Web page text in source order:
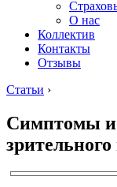
О нас
Коллектив
Контакты
Отзывы
Статьи ›
Симптомы и
зрительного